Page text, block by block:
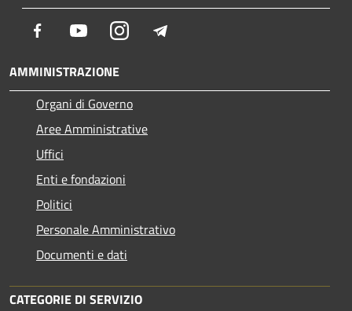
Facebook YoutubeInstagram
AMMINISTRAZIONE
Organi di Governo
Aree Amministrative
Uffici
Enti e fondazioni
Politici
Personale Amministrativo
Documenti e dati
CATEGORIE DI SERVIZIO